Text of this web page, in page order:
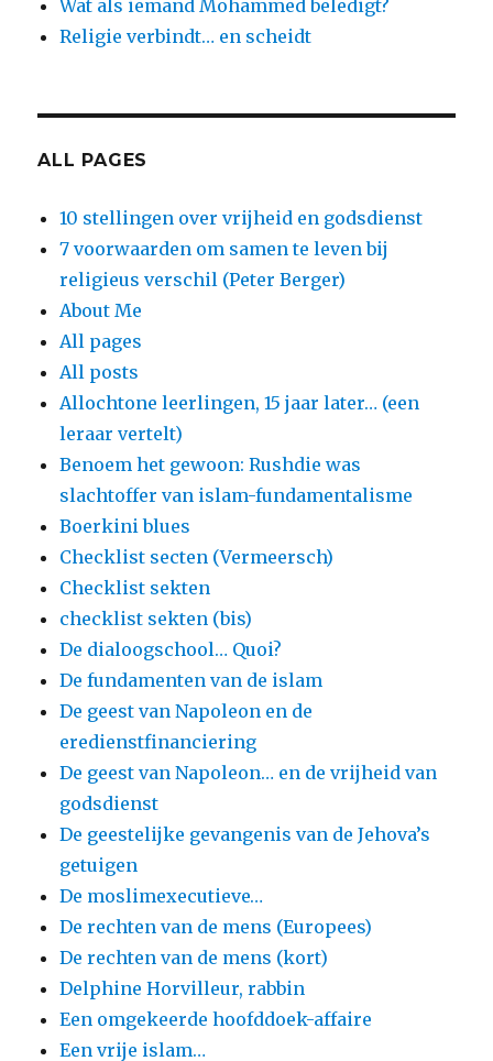
Wat als iemand Mohammed beledigt?
Religie verbindt… en scheidt
ALL PAGES
10 stellingen over vrijheid en godsdienst
7 voorwaarden om samen te leven bij
religieus verschil (Peter Berger)
About Me
All pages
All posts
Allochtone leerlingen, 15 jaar later… (een
leraar vertelt)
Benoem het gewoon: Rushdie was
slachtoffer van islam-fundamentalisme
Boerkini blues
Checklist secten (Vermeersch)
Checklist sekten
checklist sekten (bis)
De dialoogschool… Quoi?
De fundamenten van de islam
De geest van Napoleon en de
eredienstfinanciering
De geest van Napoleon… en de vrijheid van
godsdienst
De geestelijke gevangenis van de Jehova’s
getuigen
De moslimexecutieve…
De rechten van de mens (Europees)
De rechten van de mens (kort)
Delphine Horvilleur, rabbin
Een omgekeerde hoofddoek-affaire
Een vrije islam…